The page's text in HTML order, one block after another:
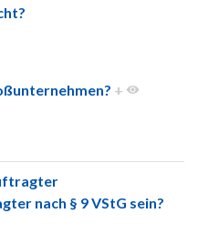
+
nach § 9 VStG sein?